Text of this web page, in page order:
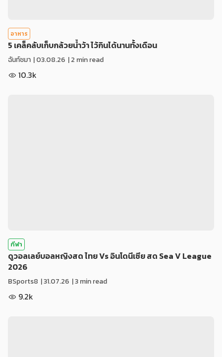
อาหาร
5 เคล็คลับเก็บกล้วยน้ำว้า ไว้กินได้นานทั้งเดือน
ฉันท์ชมา |03.08.26 | 2 min read
10.3k
กีฬา
ดูวอลเลย์บอลหญิงสด ไทย Vs อินโดนีเซีย สด Sea V League
2026
BSports8 |31.07.26 | 3 min read
9.2k